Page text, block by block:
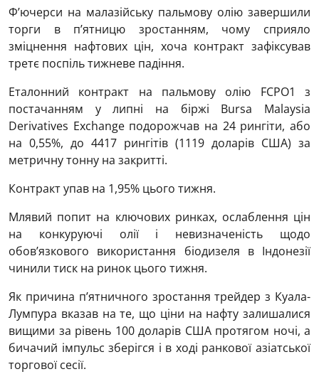
Ф’ючерси на малазійську пальмову олію завершили
торги в п’ятницю зростанням, чому сприяло
зміцнення нафтових цін, хоча контракт зафіксував
третє поспіль тижневе падіння.
Еталонний контракт на пальмову олію FCPO1 з
постачанням у липні на біржі Bursa Malaysia
Derivatives Exchange подорожчав на 24 рингіти, або
на 0,55%, до 4417 рингітів (1119 доларів США) за
метричну тонну на закритті.
Контракт упав на 1,95% цього тижня.
Млявий попит на ключових ринках, ослаблення цін
на конкуруючі олії і невизначеність щодо
обов’язкового використання біодизеля в Індонезії
чинили тиск на ринок цього тижня.
Як причина п’ятничного зростання трейдер з Куала-
Лумпура вказав на те, що ціни на нафту залишалися
вищими за рівень 100 доларів США протягом ночі, а
бичачий імпульс зберігся і в ході ранкової азіатської
торгової сесії.